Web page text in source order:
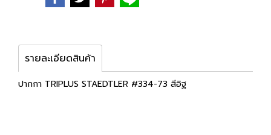
รายละเอียดสินค้า
ปากกา TRIPLUS STAEDTLER #334-73 สีอิฐ